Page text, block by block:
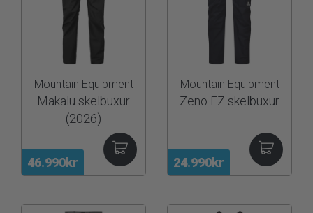
46.990kr
Mountain Equipment
Makalu skelbuxur
(2026)
24.990kr
Mountain Equipment
Zeno FZ skelbuxur